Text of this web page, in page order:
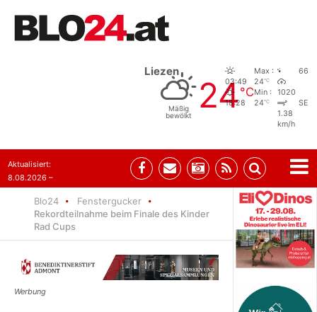
Liezen
Mäßig
bewölkt
24°C
03:49
18:28
Max :
24°C
Min :
24°C
66
1020
SE
1.38
km/h
Aktualisiert:
8.08.2026 –
Blo24
Fenstergucker
Rekordteilnahme beim Finale des Kinder
Rad Cups